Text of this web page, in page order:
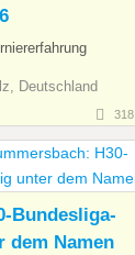
Deutschland
318
Bundesliga-
dem Namen